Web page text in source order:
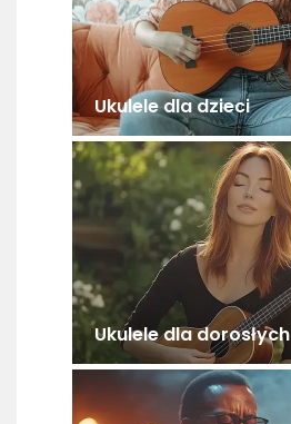
Ukulele dla dzieci
Ukulele dla dorosłych